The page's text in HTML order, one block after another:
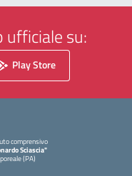
ufficiale su:
Play Store
comprensivo
Sciascia"
(PA)
la pagina iniziale della scuola